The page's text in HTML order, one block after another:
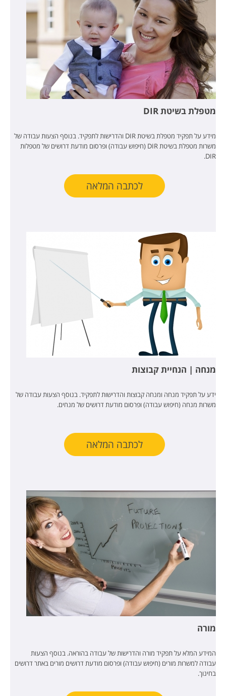
מטפלת בשיטת DIR
מידע על תפקיד מטפלת בשיטת DIR והדרישות לתפקיד. בנוסף הצעות עבודה של
משרות מטפלת בשיטת DIR (חיפוש עבודה) ופרסום מודעת דרושים של מטפלות
DIR.
לכתבה המלאה
מנחה | הנחיית קבוצות
ידע על תפקיד מנחה ומנחה קבוצות והדרישות לתפקיד. בנוסף הצעות עבודה של
משרות מנחה (חיפוש עבודה) ופרסום מודעת דרושים של מנחים.
לכתבה המלאה
מורה
המידע המלא על תפקיד מורה והדרישות של עבודה בהוראה. בנוסף הצעות
עבודה למשרות מורים (חיפוש עבודה) ופרסום מודעת דרושים מורים באתר דרושים
בחינוך.